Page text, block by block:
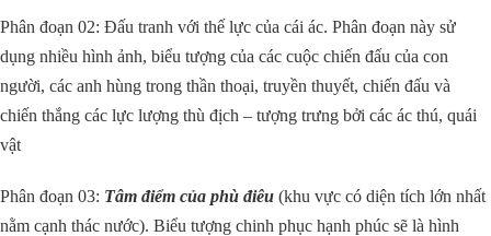
Phân đoạn 02: Đấu tranh với thế lực của cái ác. Phân đoạn này sử
dụng nhiều hình ảnh, biểu tượng của các cuộc chiến đấu của con
người, các anh hùng trong thần thoại, truyền thuyết, chiến đấu và
chiến thắng các lực lượng thù địch – tượng trưng bởi các ác thú, quái
vật
Phân đoạn 03: Tâm điểm của phù điêu (khu vực có diện tích lớn nhất
nằm cạnh thác nước). Biểu tượng chinh phục hạnh phúc sẽ là hình